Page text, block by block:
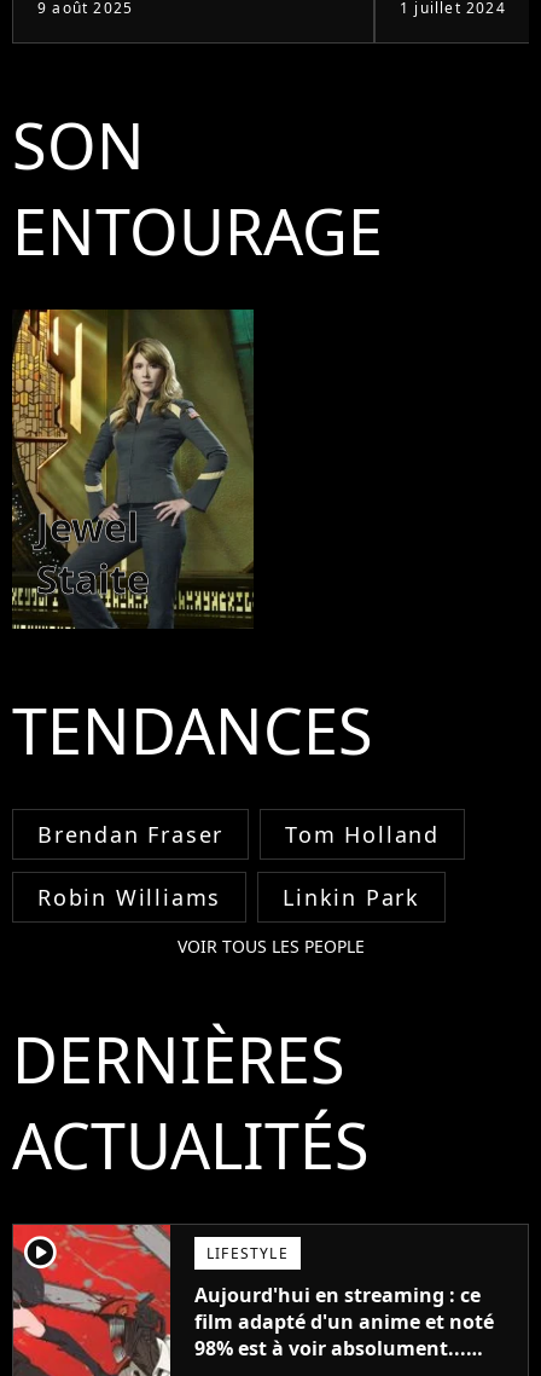
9 août 2025 1 juillet 2024
SON
ENTOURAGE
Jewel
Staite
TENDANCES
Brendan Fraser Tom Holland
Robin Williams Linkin Park
VOIR TOUS LES PEOPLE
DERNIÈRES
ACTUALITÉS
player2 LIFESTYLE
Aujourd'hui en streaming : ce
film adapté d'un anime et noté
98% est à voir absolument...